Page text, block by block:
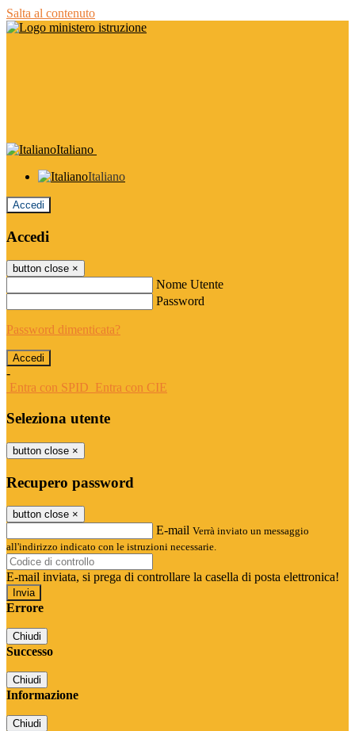
Salta al contenuto
Italiano
Italiano
Accedi
Accedi
button close ×
Nome Utente
Password
Password dimenticata?
-
Entra con SPID Entra con CIE
Seleziona utente
button close ×
Recupero password
button close ×
E-mail Verrà inviato un messaggio
all'indirizzo indicato con le istruzioni necessarie.
E-mail inviata, si prega di controllare la casella di posta elettronica!
Errore
Chiudi
Successo
Chiudi
Informazione
Chiudi